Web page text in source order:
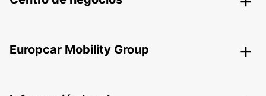
Europcar Mobility Group